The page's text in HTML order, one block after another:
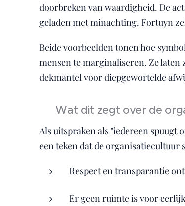
doorbreken van waardigheid. De
geladen met minachting. Fortuyn
Beide voorbeelden tonen hoe
mensen te marginaliseren. Ze laten
dekmantel voor diepgewortelde
🚨 Wat dit zegt over de
Als uitspraken als "iedereen
een teken dat de
Respect en transparantie
Er geen ruimte is voor